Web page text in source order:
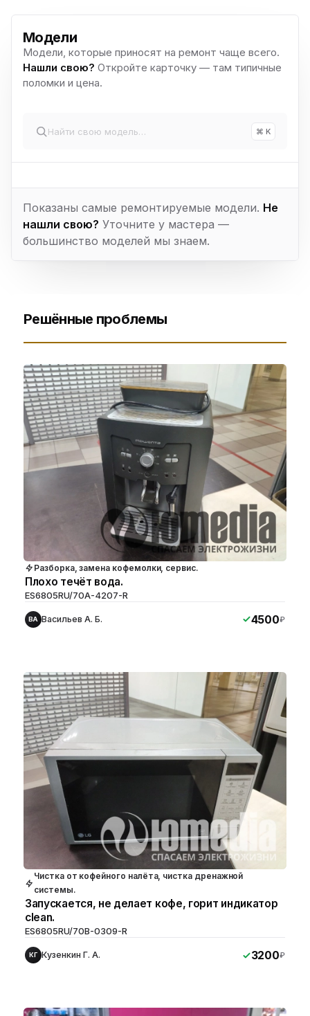
Модели
Модели, которые приносят на ремонт чаще всего.
Нашли свою? Откройте карточку — там типичные
поломки и цена.
⌘ K
Показаны самые ремонтируемые модели. Не
нашли свою? Уточните у мастера —
большинство моделей мы знаем.
Решённые проблемы
Разборка, замена кофемолки, сервис.
Плохо течёт вода.
ES6805RU/70A-4207-R
ВА Васильев А. Б. 4500₽
Чистка от кофейного налёта, чистка дренажной
системы.
Запускается, не делает кофе, горит индикатор
clean.
ES6805RU/70B-0309-R
КГ Кузенкин Г. А. 3200₽